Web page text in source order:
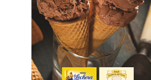
Scooping Premium